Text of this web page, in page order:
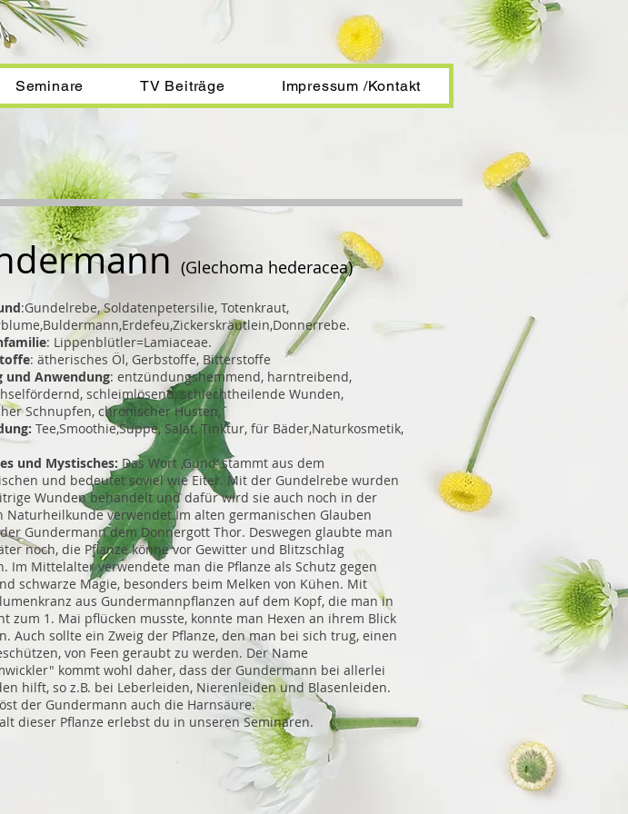
Seminare TV Beiträge Impressum /Kontakt
:Gundelrebe, Soldatenpetersilie, Totenkraut,
: Lippenblütler=Lamiaceae.
: ätherisches Öl, Gerbstoffe, Bitterstoffe
und Anwendung: entzündungshemmend, harntreibend,
schleimlösend, schlechtheilende Wunden,
Schnupfen, chronischer Husten,
Tee,Smoothie,Suppe, Salat, Tinktur, für Bäder,Naturkosmetik,
und Mystisches: Das Wort ‚Gund‘ stammt aus dem
und bedeutet soviel wie Eiter. Mit der Gundelrebe wurden
Wunden behandelt und dafür wird sie auch noch in der
Naturheilkunde verwendet.Im alten germanischen Glauben
Gundermann dem Donnergott Thor. Deswegen glaubte man
noch, die Pflanze könne vor Gewitter und Blitzschlag
Im Mittelalter verwendete man die Pflanze als Schutz gegen
schwarze Magie, besonders beim Melken von Kühen. Mit
aus Gundermannpflanzen auf dem Kopf, die man in
zum 1. Mai pflücken musste, konnte man Hexen an ihrem Blick
Auch sollte ein Zweig der Pflanze, den man bei sich trug, einen
von Feen geraubt zu werden. Der Name
kommt wohl daher, dass der Gundermann bei allerlei
hilft, so z.B. bei Leberleiden, Nierenleiden und Blasenleiden.
der Gundermann auch die Harnsäure.
dieser Pflanze erlebst du in unseren Seminaren.
(Glechoma hederacea)